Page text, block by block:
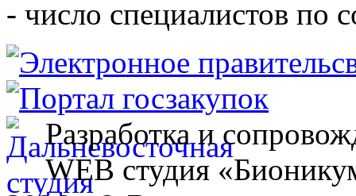
- число специалистов по
Разработка и
WEB студия